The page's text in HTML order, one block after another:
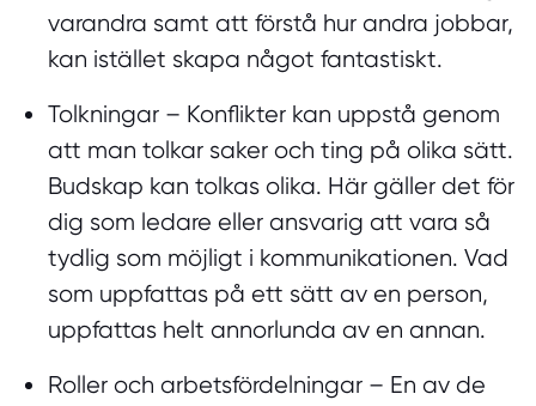
varandra samt att förstå hur andra jobbar,
kan istället skapa något fantastiskt.
Tolkningar – Konflikter kan uppstå genom
att man tolkar saker och ting på olika sätt.
Budskap kan tolkas olika. Här gäller det för
dig som ledare eller ansvarig att vara så
tydlig som möjligt i kommunikationen. Vad
som uppfattas på ett sätt av en person,
uppfattas helt annorlunda av en annan.
Roller och arbetsfördelningar – En av de